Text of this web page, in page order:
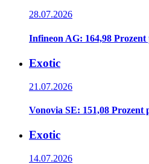
28.07.2026
Infineon AG: 164,98 Prozent
Exotic
21.07.2026
Vonovia SE: 151,08 Prozent
Exotic
14.07.2026